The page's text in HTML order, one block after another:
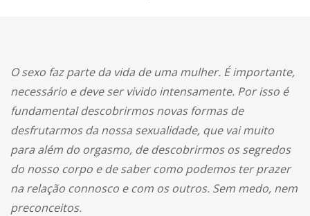
O sexo faz parte da vida de uma mulher. É importante,
necessário e deve ser vivido intensamente. Por isso é
fundamental descobrirmos novas formas de
desfrutarmos da nossa sexualidade, que vai muito
para além do orgasmo, de descobrirmos os segredos
do nosso corpo e de saber como podemos ter prazer
na relação connosco e com os outros. Sem medo, nem
preconceitos.